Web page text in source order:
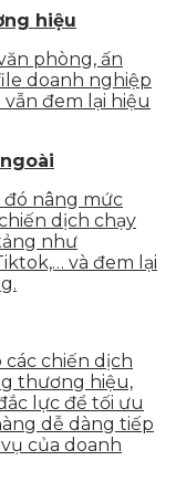
hiệu
phòng, ấn
doanh nghiệp
đem lại hiệu
đó nâng mức
dịch chạy
như
và đem lại
các chiến dịch
thương hiệu,
lực để tối ưu
dễ dàng tiếp
của doanh